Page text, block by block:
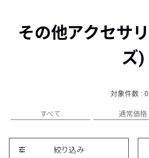
その他アクセサ
ズ)
対象件数 :
すべて 通常価格
絞り込み